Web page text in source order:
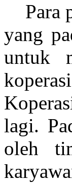
Para
yang
untuk
lagi.
oleh